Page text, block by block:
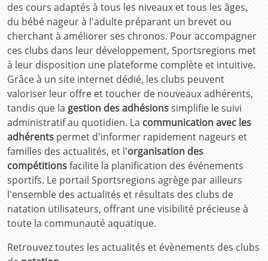
des cours adaptés à tous les niveaux et tous les âges,
du bébé nageur à l'adulte préparant un brevet ou
cherchant à améliorer ses chronos. Pour accompagner
ces clubs dans leur développement, Sportsregions met
à leur disposition une plateforme complète et intuitive.
Grâce à un site internet dédié, les clubs peuvent
valoriser leur offre et toucher de nouveaux adhérents,
tandis que la gestion des adhésionssimplifie le suivi
administratif au quotidien. La communication avec les
adhérents permet d'informer rapidement nageurs et
familles des actualités, et l'organisation des
compétitionsfacilite la planification des événements
sportifs. Le portail Sportsregions agrège par ailleurs
l'ensemble des actualités et résultats des clubs de
natation utilisateurs, offrant une visibilité précieuse à
toute la communauté aquatique.
Retrouvez toutes les actualités et évènements des clubs